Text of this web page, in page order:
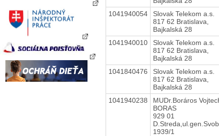
1041940054
Slovak Telekom a.s.
817 62 Bratislava,
Bajkalská 28
1041940010
Slovak Telekom a.s.
817 62 Bratislava,
Bajkalská 28
1041840476
Slovak Telekom a.s.
817 62 Bratislava,
Bajkalská 28
1041940238
MUDr.Boráros
BORAS
929 01
1939/1